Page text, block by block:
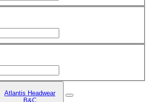
Atlantis Headwear
B&C